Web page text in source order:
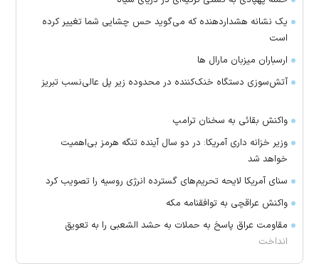
یک نشانه هشداردهنده که می‌گوید حس چشایی شما تغییر کرده
است
ارسباران میزبان مارال ها
آتش‌سوزی دستگاه خنک‌کننده در محدوده زیر پل عالی‌نسب تبریز
واکنش بقائی به سخنان ترامپ
وزیر خزانه داری آمریکا: در دو سال آینده تنگه هرمز بی‌اهمیت
خواهد شد
سنای آمریکا لایحه تحریم‌های گسترده انرژی روسیه را تصویب کرد
واکنش عراقچی به توافقنامه مکه
مقاومت عراق پاسخ به حملات به حشد الشعبی را به تعویق
انداخت